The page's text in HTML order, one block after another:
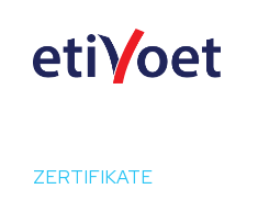
ZERTIFIKATE